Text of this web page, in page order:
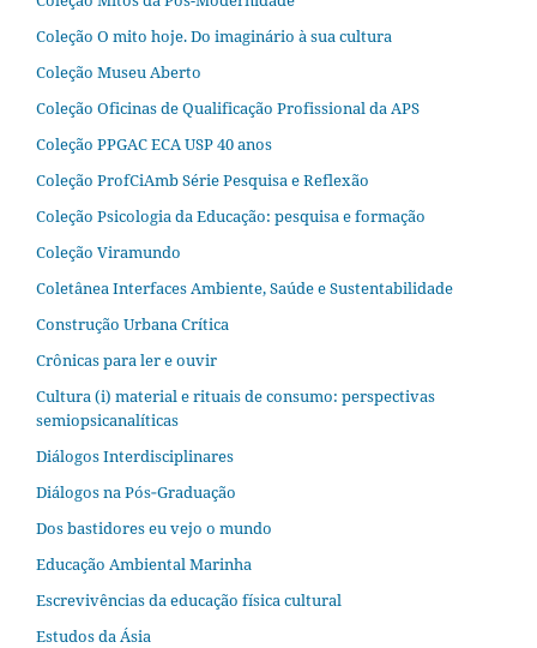
Coleção O mito hoje. Do imaginário à sua cultura
Coleção Museu Aberto
Coleção Oficinas de Qualificação Profissional da APS
Coleção PPGAC ECA USP 40 anos
Coleção ProfCiAmb Série Pesquisa e Reflexão
Coleção Psicologia da Educação: pesquisa e formação
Coleção Viramundo
Coletânea Interfaces Ambiente, Saúde e Sustentabilidade
Construção Urbana Crítica
Crônicas para ler e ouvir
Cultura (i) material e rituais de consumo: perspectivas
semiopsicanalíticas
Diálogos Interdisciplinares
Diálogos na Pós‐Graduação
Dos bastidores eu vejo o mundo
Educação Ambiental Marinha
Escrevivências da educação física cultural
Estudos da Ásia​